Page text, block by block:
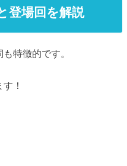
登場回を解説
特徴的です。
！